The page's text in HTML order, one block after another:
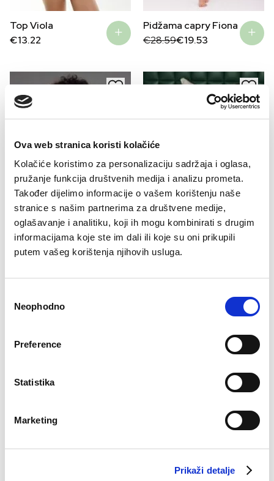
Ova web stranica koristi kolačiće
Kolačiće koristimo za personalizaciju sadržaja i oglasa,
pružanje funkcija društvenih medija i analizu prometa.
Također dijelimo informacije o vašem korištenju naše
stranice s našim partnerima za društvene medije,
oglašavanje i analitiku, koji ih mogu kombinirati s drugim
informacijama koje ste im dali ili koje su oni prikupili
putem vašeg korištenja njihovih usluga.
Selection
Neophodno
Preference
Statistika
Marketing
Prikaži detalje
Top Viola
€13.22
Pidžama capry Fiona
€28.59
Original
€28.59.
€19.53
Current
€19.53.
€8.09
Pidžama Evan
€ 44.90
Bokserice David k.n.